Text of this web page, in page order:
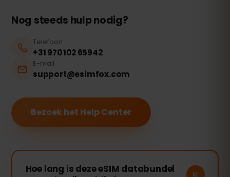
Nog steeds hulp nodig?
Telefoon
+31 970 102 65942
E-mail
support@esimfox.com
Bezoek het Help Center
Hoe lang is deze eSIM databundel